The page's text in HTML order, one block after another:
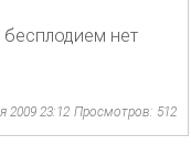
нет
2009 23:12 Просмотров: 512